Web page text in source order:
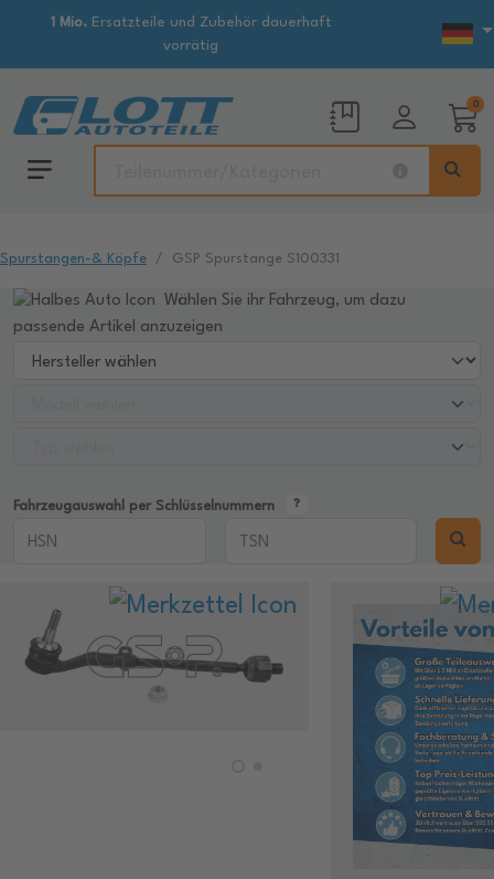
1 Mio.Ersatzteile und Zubehör dauerhaft
vorrätig
0
Spurstangen-& Köpfe GSP Spurstange S100331
Wählen Sie ihr Fahrzeug, um dazu
passende Artikel anzuzeigen
Fahrzeugauswahl per Schlüsselnummern